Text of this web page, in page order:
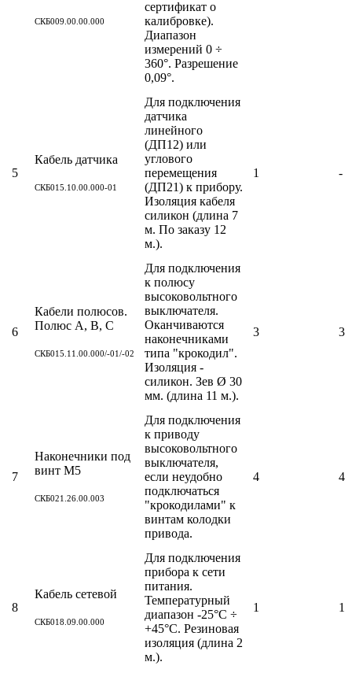
СКБ009.00.00.000
сертификат о
калибровке).
Диапазон
измерений 0 ÷
360°. Разрешение
0,09°.
5
Кабель датчика
СКБ015.10.00.000-01
Для подключения
датчика
линейного
(ДП12) или
углового
перемещения
(ДП21) к прибору.
Изоляция кабеля
силикон (длина 7
м. По заказу 12
м.).
1 -
6
Кабели полюсов.
Полюс А, В, С
СКБ015.11.00.000/-01/-02
Для подключения
к полюсу
высоковольтного
выключателя.
Оканчиваются
наконечниками
типа "крокодил".
Изоляция -
силикон. Зев Ø 30
мм. (длина 11 м.).
3 3
7
Наконечники под
винт М5
СКБ021.26.00.003
Для подключения
к приводу
высоковольтного
выключателя,
если неудобно
подключаться
"крокодилами" к
винтам колодки
привода.
4 4
8
Кабель сетевой
СКБ018.09.00.000
Для подключения
прибора к сети
питания.
Температурный
диапазон -25°С ÷
+45°С. Резиновая
изоляция (длина 2
м.).
1 1